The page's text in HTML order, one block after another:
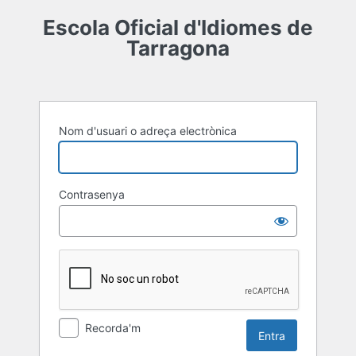
Escola Oficial d'Idiomes de
Tarragona
Nom d'usuari o adreça electrònica
Contrasenya
Recorda'm